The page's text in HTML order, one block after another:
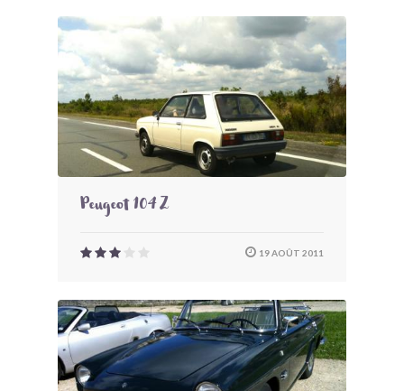
Peugeot 104 Z
19 AOÛT 2011